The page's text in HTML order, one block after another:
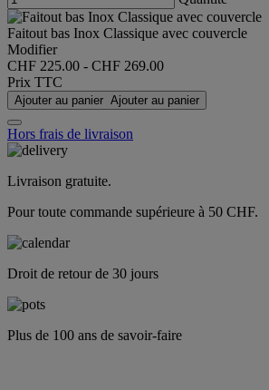
Faitout bas Inox Classique avec couvercle
Modifier
CHF 225.00 - CHF 269.00
Prix TTC
Ajouter au panier Ajouter au panier
Hors frais de livraison
Livraison gratuite.
Pour toute commande supérieure à 50 CHF.
Droit de retour de 30 jours
Plus de 100 ans de savoir-faire